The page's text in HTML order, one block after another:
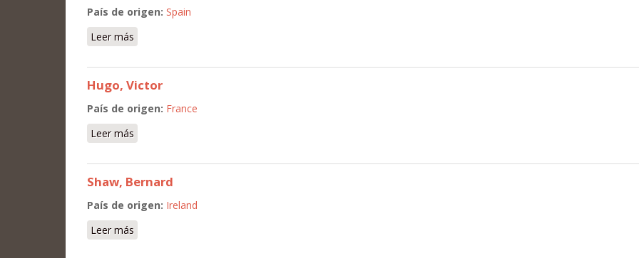
País de origen: Spain
Leer más
Hugo, Victor
País de origen: France
Leer más
Shaw, Bernard
País de origen: Ireland
Leer más